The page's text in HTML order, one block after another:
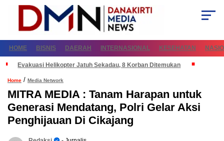
HOME BISNIS DAERAH INTERNASIONAL KESEHATAN
Evakuasi Helikopter Jatuh Sekadau, 8 Korban Ditemukan
Home / Media Network
MITRA MEDIA : Tanam Harapan untuk
Generasi Mendatang, Polri Gelar Aksi
Penghijauan Di Cikajang